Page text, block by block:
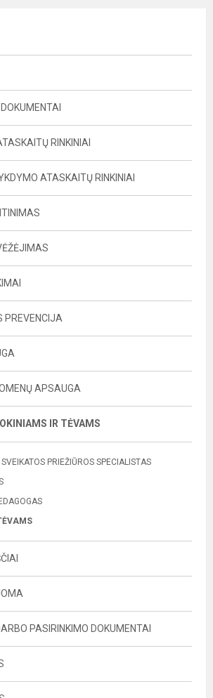
RINKINIAI
ATASKAITŲ RINKINIAI
PREVENCIJA
APSAUGA
IR TĖVAMS
PRIEŽIŪROS SPECIALISTAS
PASIRINKIMO DOKUMENTAI